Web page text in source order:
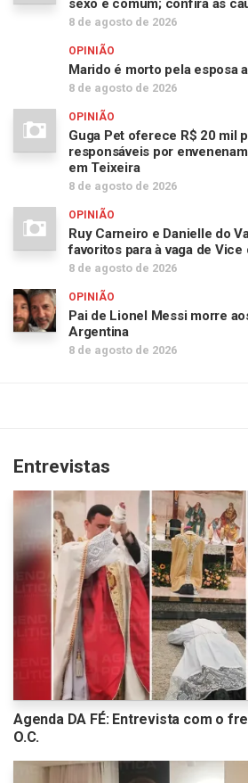
sexo é comum; confira as
8 de agosto de 2026
OPINIÃO
Marido é morto pela esposa
8 de agosto de 2026
OPINIÃO
Guga Pet oferece R$ 20 mil
responsáveis por
em Teixeira
8 de agosto de 2026
OPINIÃO
Ruy Carneiro e Danielle do
favoritos para à vaga de Vice
8 de agosto de 2026
OPINIÃO
Pai de Lionel Messi morre
Argentina
8 de agosto de 2026
Entrevistas
Agenda DA FÉ: Entrevista com o
O.C.